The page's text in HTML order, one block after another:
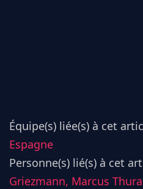
Équipe(s) liée(s) à cet
Espagne
Personne(s) lié(s) à cet
Griezmann, Marcus